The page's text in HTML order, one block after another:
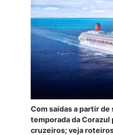
Com saídas a partir
temporada da
cruzeiros; veja